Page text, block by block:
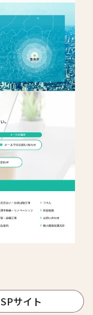
SPサイト